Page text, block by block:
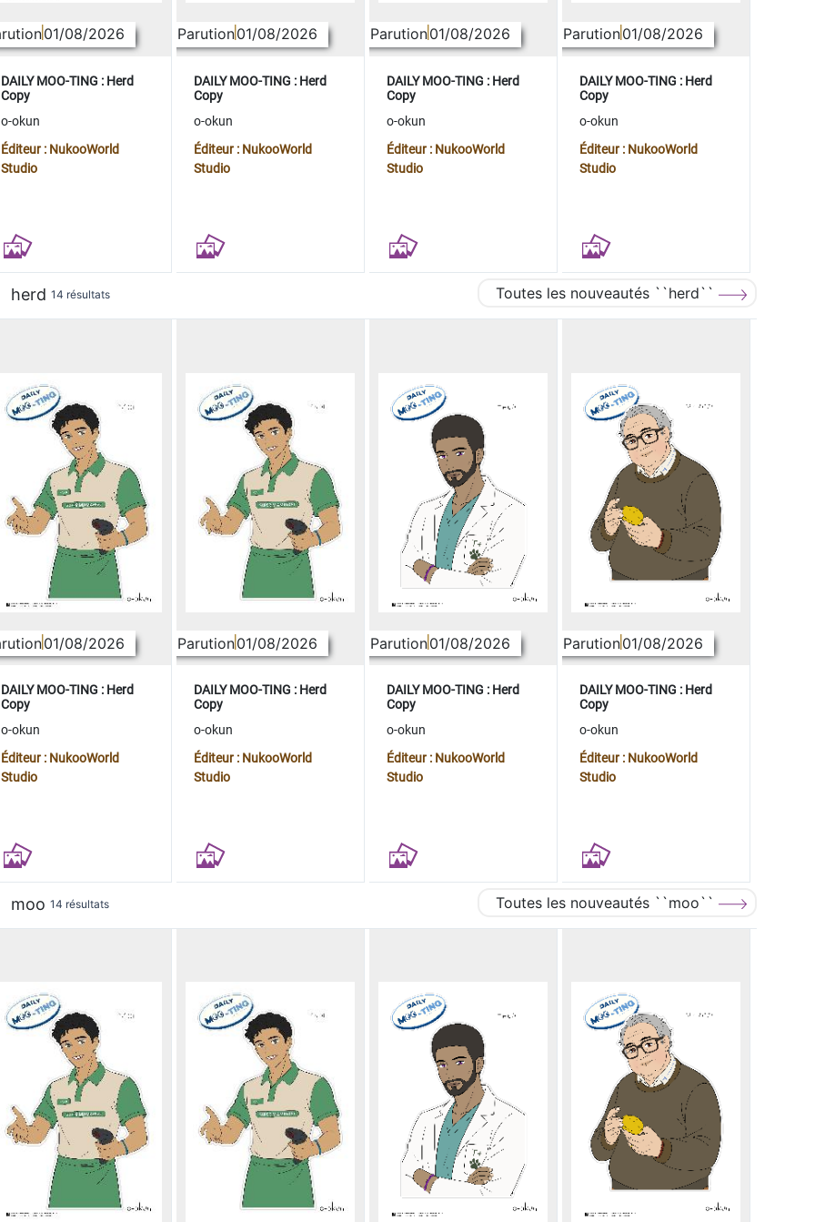
01/08/2026
DAILY MOO-TING : Herd
Copy
o-okun
Éditeur : NukooWorld
Studio
Parution01/08/2026
DAILY MOO-TING : Herd
Copy
o-okun
Éditeur : NukooWorld
Studio
Parution01/08/2026
DAILY MOO-TING : Herd
Copy
o-okun
Éditeur : NukooWorld
Studio
Parution01/08/2026
DAILY MOO-TING : Herd
Copy
o-okun
Éditeur : NukooWorld
Studio
herd 14 résultats Toutes les nouveautés ``herd``
01/08/2026
DAILY MOO-TING : Herd
Copy
o-okun
Éditeur : NukooWorld
Studio
Parution01/08/2026
DAILY MOO-TING : Herd
Copy
o-okun
Éditeur : NukooWorld
Studio
Parution01/08/2026
DAILY MOO-TING : Herd
Copy
o-okun
Éditeur : NukooWorld
Studio
Parution01/08/2026
DAILY MOO-TING : Herd
Copy
o-okun
Éditeur : NukooWorld
Studio
moo 14 résultats Toutes les nouveautés ``moo``